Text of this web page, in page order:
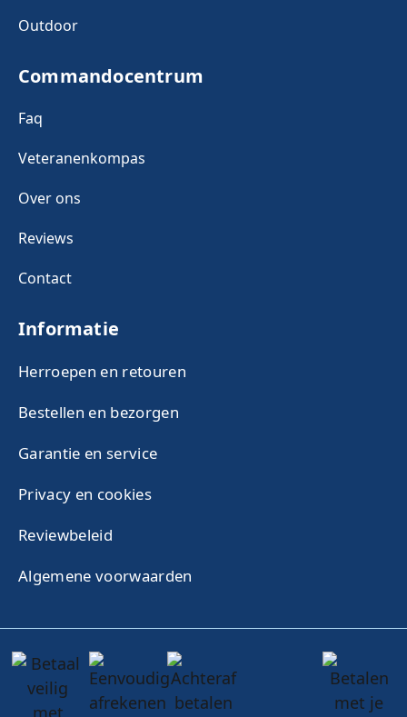
Outdoor
Commandocentrum
Faq
Veteranenkompas
Over ons
Reviews
Contact
Informatie
Herroepen en retouren
Bestellen en bezorgen
Garantie en service
Privacy en cookies
Reviewbeleid
Algemene voorwaarden